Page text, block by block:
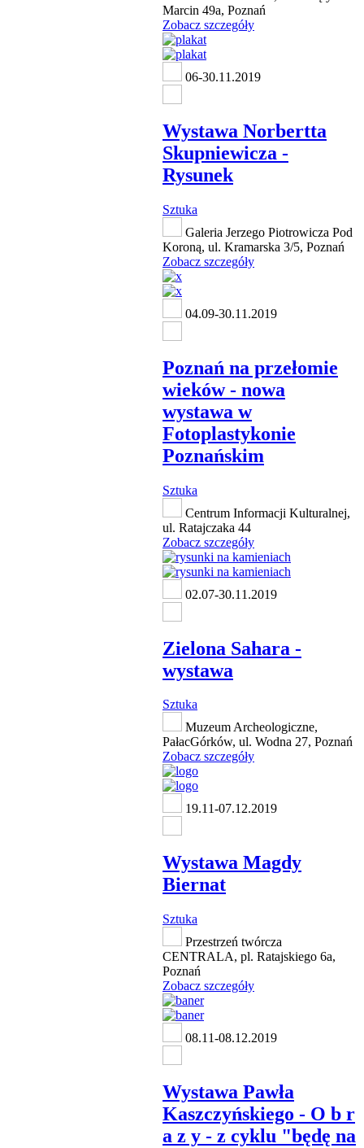
Marcin 49a, Poznań
Zobacz szczegóły
06-30.11.2019
Wystawa Norbertta
Skupniewicza -
Rysunek
Sztuka
Galeria Jerzego Piotrowicza Pod
Koroną, ul. Kramarska 3/5, Poznań
Zobacz szczegóły
04.09-30.11.2019
Poznań na przełomie
wieków - nowa
wystawa w
Fotoplastykonie
Poznańskim
Sztuka
Centrum Informacji Kulturalnej,
ul. Ratajczaka 44
Zobacz szczegóły
02.07-30.11.2019
Zielona Sahara -
wystawa
Sztuka
Muzeum Archeologiczne,
PałacGórków, ul. Wodna 27, Poznań
Zobacz szczegóły
19.11-07.12.2019
Wystawa Magdy
Biernat
Sztuka
Przestrzeń twórcza
CENTRALA, pl. Ratajskiego 6a,
Poznań
Zobacz szczegóły
08.11-08.12.2019
Wystawa Pawła
Kaszczyńskiego - O b r
a z y - z cyklu "będę na